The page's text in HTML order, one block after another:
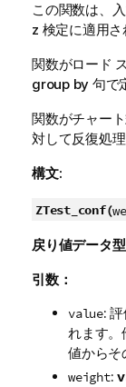
この関数は、
z 検定に適用さ
関数がロード
group by 句で
関数がチャー
対して反復処理
構文:
ZTest_conf(
戻り値データ型
引数：
value:
れます。
値からそ
weight: